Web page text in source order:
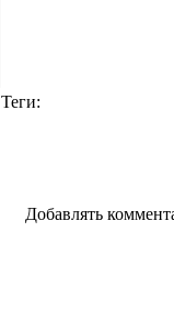
Теги:
Добавлять